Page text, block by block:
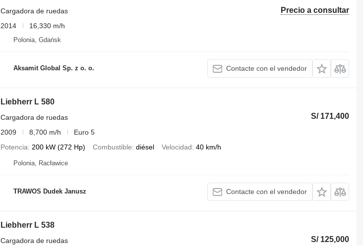
Precio a consultar
Cargadora de ruedas
2014
16,330 m/h
Polonia, Gdańsk
Aksamit Global Sp. z o. o. Contacte con el vendedor
Liebherr L 580
S/ 171,400
Cargadora de ruedas
2009
8,700 m/h
Euro 5
Potencia
200 kW (272 Hp) Combustible diésel Velocidad 40 km/h
Polonia, Racławice
TRAWOS Dudek Janusz Contacte con el vendedor
Liebherr L 538
S/ 125,000
Cargadora de ruedas